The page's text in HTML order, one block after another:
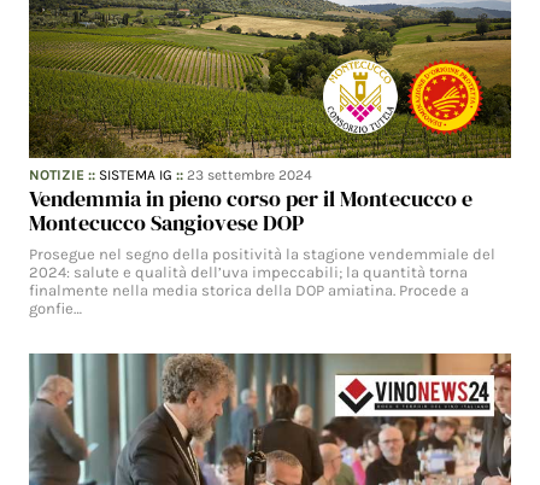
NOTIZIE :: SISTEMA IG ::23 settembre 2024
Vendemmia in pieno corso per il Montecucco e
Montecucco Sangiovese DOP
Prosegue nel segno della positività la stagione vendemmiale del
2024: salute e qualità dell’uva impeccabili; la quantità torna
finalmente nella media storica della DOP amiatina. Procede a
gonfie…